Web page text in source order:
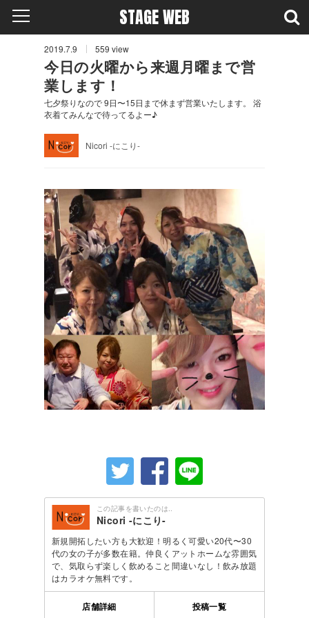
STAGE WEB
2019.7.9 559 view
今日の火曜から来週月曜まで営
業します！
七夕祭りなので 9日〜15日まで休まず営業いたします。 浴
衣着てみんなで待ってるよー♪
Nicori -にこり-
この記事を書いたのは..
Nicori -にこり-
新規開拓したい方も大歓迎！明るく可愛い20代〜30
代の女の子が多数在籍。仲良くアットホームな雰囲気
で、気取らず楽しく飲めること間違いなし！飲み放題
はカラオケ無料です。
店舗詳細 投稿一覧